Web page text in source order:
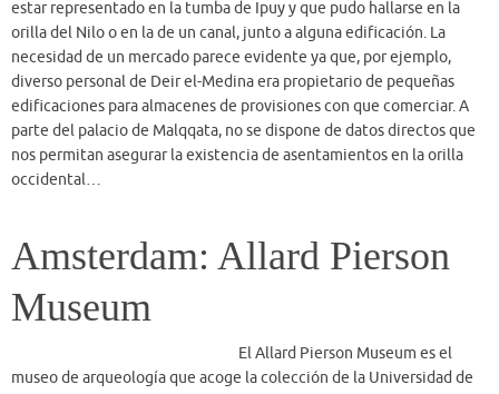
El Allard Pierson Museum es el
museo de arqueología que acoge la colección de la Universidad de
Amsterdam. Su nombre proviene del primer profesor de arqueología
clásica que tuvo la Universidad de Amsterdam, Allard Pierson (1831-
1896), que ocupó en 1877 la cátedra de Historia del Arte y Lenguas
Modernas. Su interés por la antigüedad y sus viajes le llevó, al igual
que a sus sucesores, a reunir una gran colección de objetos de arte y
Egipto, el Próximo Oriente, el mundo griego, Etruria y el Imperio
Romano se pueden explorar en este importante museo situado
desde 1976 en el Oude Turfmarkt 127 de Amsterdam…
Atenas: Museo Arqueológico